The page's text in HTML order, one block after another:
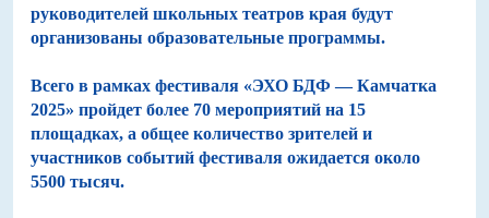
руководителей школьных театров края будут
организованы образовательные программы.
Всего в рамках фестиваля «ЭХО БДФ — Камчатка
2025» пройдет более 70 мероприятий на 15
площадках, а общее количество зрителей и
участников событий фестиваля ожидается около
5500 тысяч.